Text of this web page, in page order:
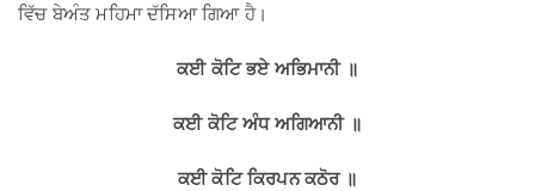
ਵਿੱਚ ਬੇਅੰਤ ਮਹਿਮਾ ਦੱਸਿਆ ਗਿਆ ਹੈ।
ਕਈ ਕੋਟਿ ਭਏ ਅਭਿਮਾਨੀ ॥
ਕਈ ਕੋਟਿ ਅੰਧ ਅਗਿਆਨੀ ॥
ਕਈ ਕੋਟਿ ਕਿਰਪਨ ਕਠੋਰ ॥